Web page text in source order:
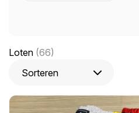
Loten (66)